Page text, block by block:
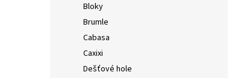
Bloky
Brumle
Cabasa
Caxixi
Dešťové hole